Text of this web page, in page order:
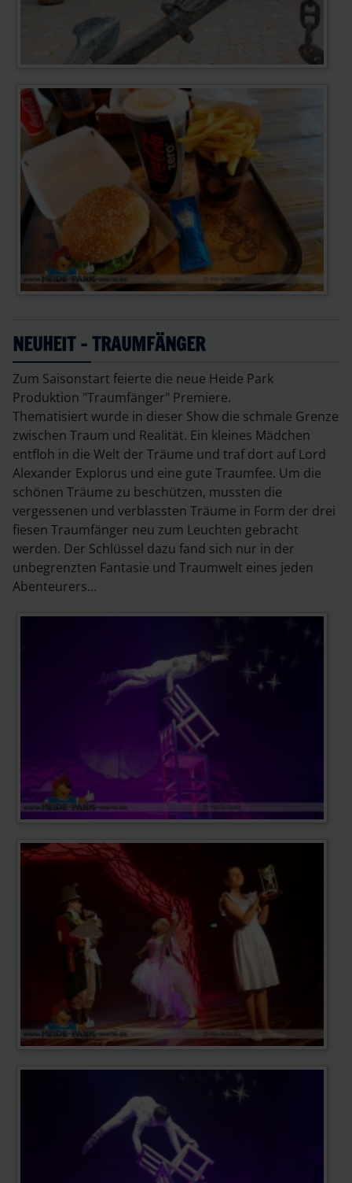
NEUHEIT - TRAUMFÄNGER
Zum Saisonstart feierte die neue Heide Park
Produktion "Traumfänger" Premiere.
Thematisiert wurde in dieser Show die schmale Grenze
zwischen Traum und Realität. Ein kleines Mädchen
entfloh in die Welt der Träume und traf dort auf Lord
Alexander Explorus und eine gute Traumfee. Um die
schönen Träume zu beschützen, mussten die
vergessenen und verblassten Träume in Form der drei
fiesen Traumfänger neu zum Leuchten gebracht
werden. Der Schlüssel dazu fand sich nur in der
unbegrenzten Fantasie und Traumwelt eines jeden
Abenteurers...